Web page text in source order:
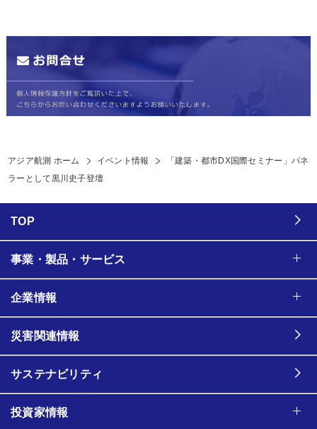
アジア航測 ホーム イベント情報
「建築・都市DX国際セミナー」パネ
ラーとして黒川史子登壇
TOP
事業・製品・サービス
企業情報
災害関連情報
サステナビリティ
投資家情報